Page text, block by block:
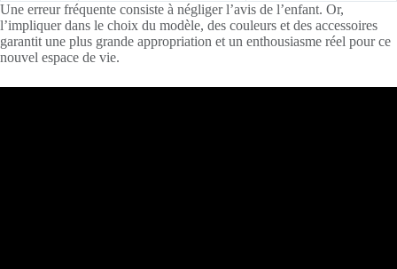
Une erreur fréquente consiste à négliger l’avis de l’enfant. Or,
l’impliquer dans le choix du modèle, des couleurs et des accessoires
garantit une plus grande appropriation et un enthousiasme réel pour ce
nouvel espace de vie.